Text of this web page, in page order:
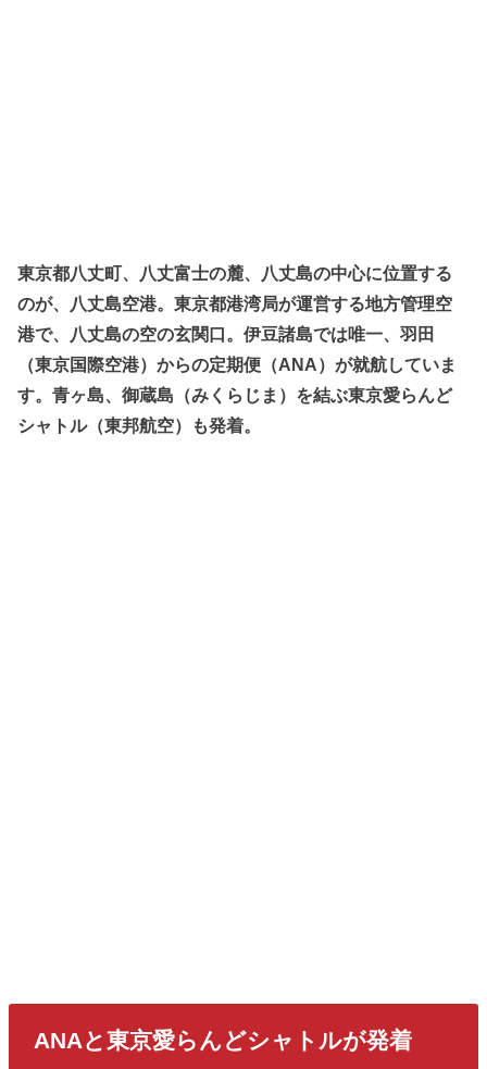
東京都八丈町、八丈富士の麓、八丈島の中心に位置する
のが、八丈島空港。東京都港湾局が運営する地方管理空
港で、八丈島の空の玄関口。伊豆諸島では唯一、羽田
（東京国際空港）からの定期便（ANA）が就航していま
す。青ヶ島、御蔵島（みくらじま）を結ぶ東京愛らんど
シャトル（東邦航空）も発着。
ANAと東京愛らんどシャトルが発着